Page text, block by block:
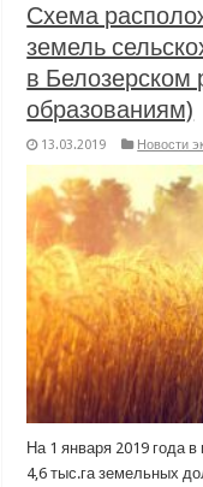
Схема
земель
в Белозерском
образованиям)
13.03.2019 Новости
На 1 января 2019 года
4,6 тыс.га земельных